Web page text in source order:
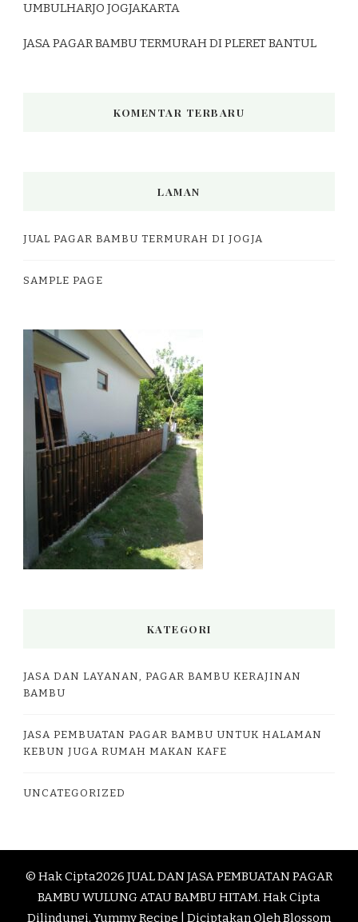
UMBULHARJO JOGJAKARTA
JASA PAGAR BAMBU TERMURAH DI PLERET BANTUL
KOMENTAR TERBARU
LAMAN
JUAL PAGAR BAMBU TERMURAH DI JOGJA
SAMPLE PAGE
KATEGORI
JASA DAN LAYANAN, PAGAR BAMBU KERAJINAN
BAMBU
JASA PEMBUATAN PAGAR BAMBU UNTUK HALAMAN
KEBUN JUGA RUMAH MAKAN KAFE
UNCATEGORIZED
© Hak Cipta2026 JUAL DAN JASA PEMBUATAN PAGAR
BAMBU WULUNG ATAU BAMBU HITAM. Hak Cipta
Dilindungi.Yummy Recipe | Diciptakan OlehBlossom